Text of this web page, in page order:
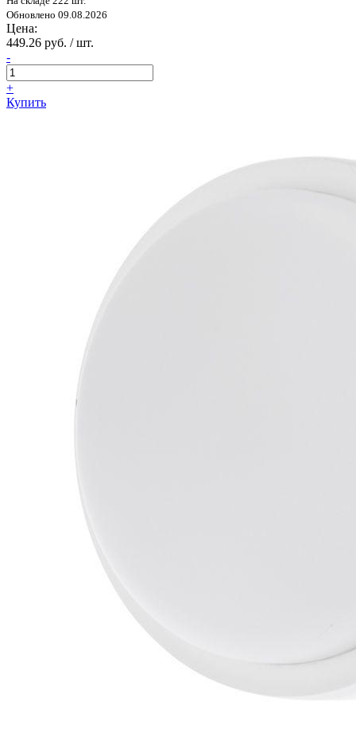
Обновлено 09.08.2026
Цена:
449.26 руб. / шт.
-
+
Купить